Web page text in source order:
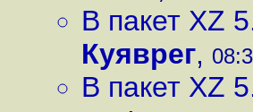
В пакет XZ
Куяврег,
В пакет XZ